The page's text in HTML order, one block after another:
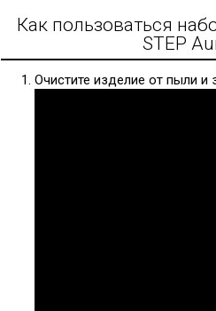
Как пользоваться
STEP
Очистите изделие от пыли и